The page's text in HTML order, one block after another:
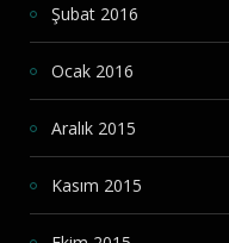
Şubat 2016
Ocak 2016
Aralık 2015
Kasım 2015